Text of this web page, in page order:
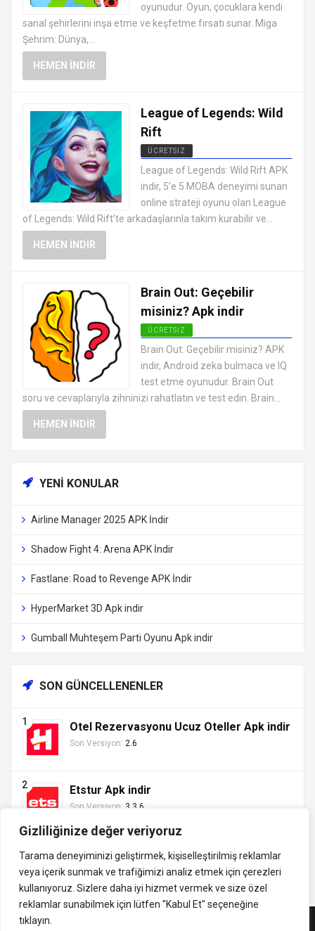
Gizliliğinize değer veriyoruz
Tarama deneyiminizi geliştirmek, kişiselleştirilmiş reklamlar
veya içerik sunmak ve trafiğimizi analiz etmek için çerezleri
kullanıyoruz. Sizlere daha iyi hizmet vermek ve size özel
reklamlar sunabilmek için lütfen "Kabul Et" seçeneğine
tıklayın.
oyunudur. Oyun, çocuklara kendi
sanal şehirlerini inşa etme ve keşfetme fırsatı sunar. Miga
Şehrim: Dünya,...
HEMEN İNDIR
League of Legends: Wild
Rift
ÜCRETSIZ
EN İYI ANDROID APK OYUNLARI
ÜCRETSIZ
League of Legends: Wild Rift APK
indir, 5’e 5 MOBA deneyimi sunan
online strateji oyunu olan League
of Legends: Wild Rift’te arkadaşlarınla takım kurabilir ve...
HEMEN İNDIR
Brain Out: Geçebilir
misiniz? Apk indir
ÜCRETSIZ
EN İYI ANDROID APK OYUNLARI
ÜCRETSIZ
Brain Out: Geçebilir misiniz? APK
indir, Android zeka bulmaca ve IQ
test etme oyunudur. Brain Out
soru ve cevaplarıyla zihninizi rahatlatın ve test edin. Brain...
HEMEN İNDIR
YENI KONULAR
Airline Manager 2025 APK İndir
Shadow Fight 4: Arena APK İndir
Fastlane: Road to Revenge APK İndir
HyperMarket 3D Apk indir
Gumball Muhteşem Parti Oyunu Apk indir
SON GÜNCELLENENLER
Otel Rezervasyonu Ucuz Oteller Apk indir
Son Versiyon: 2.6
Etstur Apk indir
Son Versiyon: 3.3.6
indirVip.com, en güvenilir ve hızlı APK indirme platformudur! En
popüler Android oyunları, uygulamaları, müzik, video ve eğitim
APK'larını güvenli ve ücretsiz indirin. Güncel sürümler, mod